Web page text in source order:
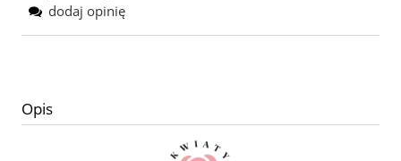
dodaj opinię
Opis